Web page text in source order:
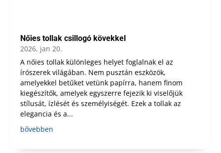
Nőies tollak csillogó kövekkel
2026, jan 20.
A nőies tollak különleges helyet foglalnak el az
írószerek világában. Nem pusztán eszközök,
amelyekkel betűket vetünk papírra, hanem finom
kiegészítők, amelyek egyszerre fejezik ki viselőjük
stílusát, ízlését és személyiségét. Ezek a tollak az
elegancia és a...
bővebben